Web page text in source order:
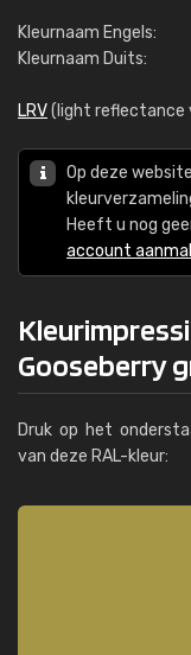
Kleurnaam Engels:
Kleurnaam Duits:
LRV(light reflectance
Op deze
Heeft u nog
account
Gooseberry
Druk op het
van deze RAL-kleur: